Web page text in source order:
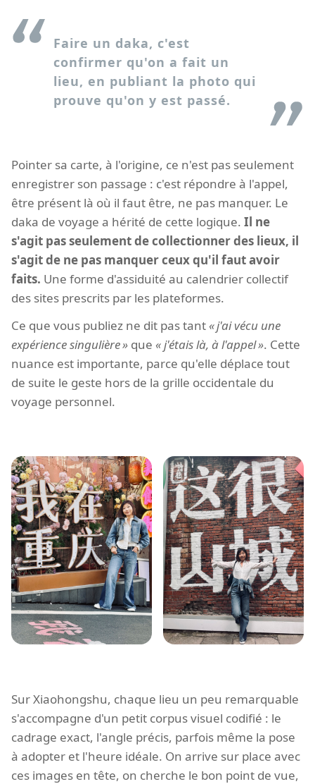
Faire un daka, c'est
confirmer qu'on a fait un
lieu, en publiant la photo qui
prouve qu'on y est passé.
Pointer sa carte, à l'origine, ce n'est pas seulement
enregistrer son passage : c'est répondre à l'appel,
être présent là où il faut être, ne pas manquer. Le
daka de voyage a hérité de cette logique. Il ne
s'agit pas seulement de collectionner des lieux, il
s'agit de ne pas manquer ceux qu'il faut avoir
faits. Une forme d'assiduité au calendrier collectif
des sites prescrits par les plateformes.
Ce que vous publiez ne dit pas tant
j'ai vécu une
expérience singulière
que j'étais là, à l'appel . Cette
nuance est importante, parce qu'elle déplace tout
de suite le geste hors de la grille occidentale du
voyage personnel.
Sur Xiaohongshu, chaque lieu un peu remarquable
s'accompagne d'un petit corpus visuel codifié : le
cadrage exact, l'angle précis, parfois même la pose
à adopter et l'heure idéale. On arrive sur place avec
ces images en tête, on cherche le bon point de vue,